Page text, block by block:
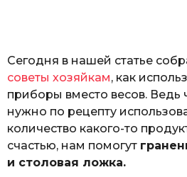
Сегодня в нашей статье
советы хозяйкам, как
приборы вместо весов. Ведь
нужно по рецепту
количество какого-то
счастью, нам помогут
и столовая ложка.